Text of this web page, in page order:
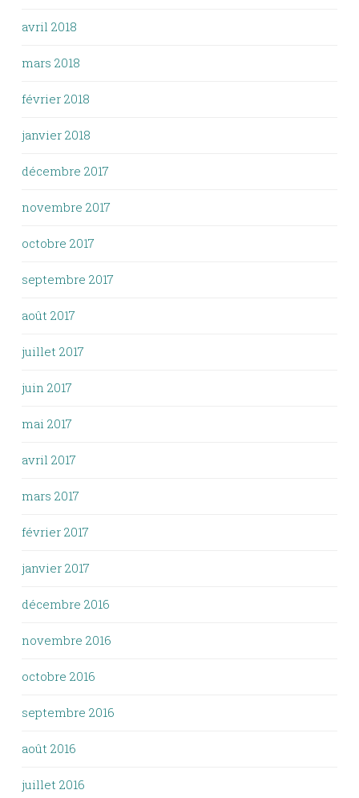
avril 2018
mars 2018
février 2018
janvier 2018
décembre 2017
novembre 2017
octobre 2017
septembre 2017
août 2017
juillet 2017
juin 2017
mai 2017
avril 2017
mars 2017
février 2017
janvier 2017
décembre 2016
novembre 2016
octobre 2016
septembre 2016
août 2016
juillet 2016